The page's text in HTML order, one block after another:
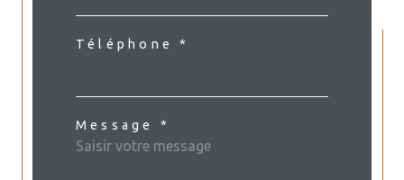
Téléphone *
Message *